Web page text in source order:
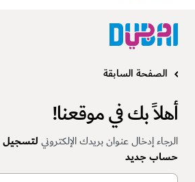
الصفحة السابقة
أهلاً بك في موقعنا!
الرجاء إدخال عنوان بريدك الإلكترونيلتسجيل
حساب جديد